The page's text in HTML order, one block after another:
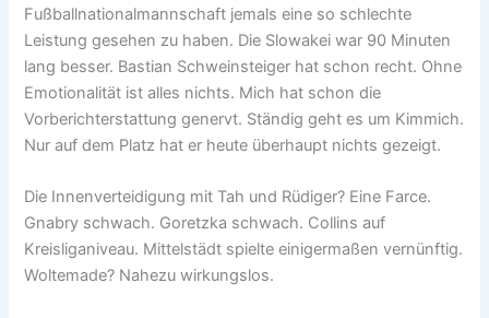
Fußballnationalmannschaft jemals eine so schlechte
Leistung gesehen zu haben. Die Slowakei war 90 Minuten
lang besser. Bastian Schweinsteiger hat schon recht. Ohne
Emotionalität ist alles nichts. Mich hat schon die
Vorberichterstattung genervt. Ständig geht es um Kimmich.
Nur auf dem Platz hat er heute überhaupt nichts gezeigt.
Die Innenverteidigung mit Tah und Rüdiger? Eine Farce.
Gnabry schwach. Goretzka schwach. Collins auf
Kreisliganiveau. Mittelstädt spielte einigermaßen vernünftig.
Woltemade? Nahezu wirkungslos.